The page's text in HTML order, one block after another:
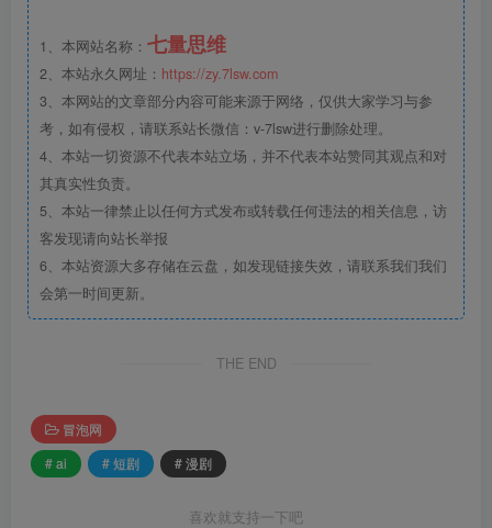
1、本网站名称： 七量思维
2、本站永久网址： https://zy.7lsw.com
3、本网站的文章部分内容可能来源于网络，仅供大家学习与参
考，如有侵权，请联系站长微信：v-7lsw进行删除处理。
4、本站一切资源不代表本站立场，并不代表本站赞同其观点和对
其真实性负责。
5、本站一律禁止以任何方式发布或转载任何违法的相关信息，访
客发现请向站长举报
6、本站资源大多存储在云盘，如发现链接失效，请联系我们我们
会第一时间更新。
THE END
冒泡网
# ai
# 短剧 # 漫剧
喜欢就支持一下吧